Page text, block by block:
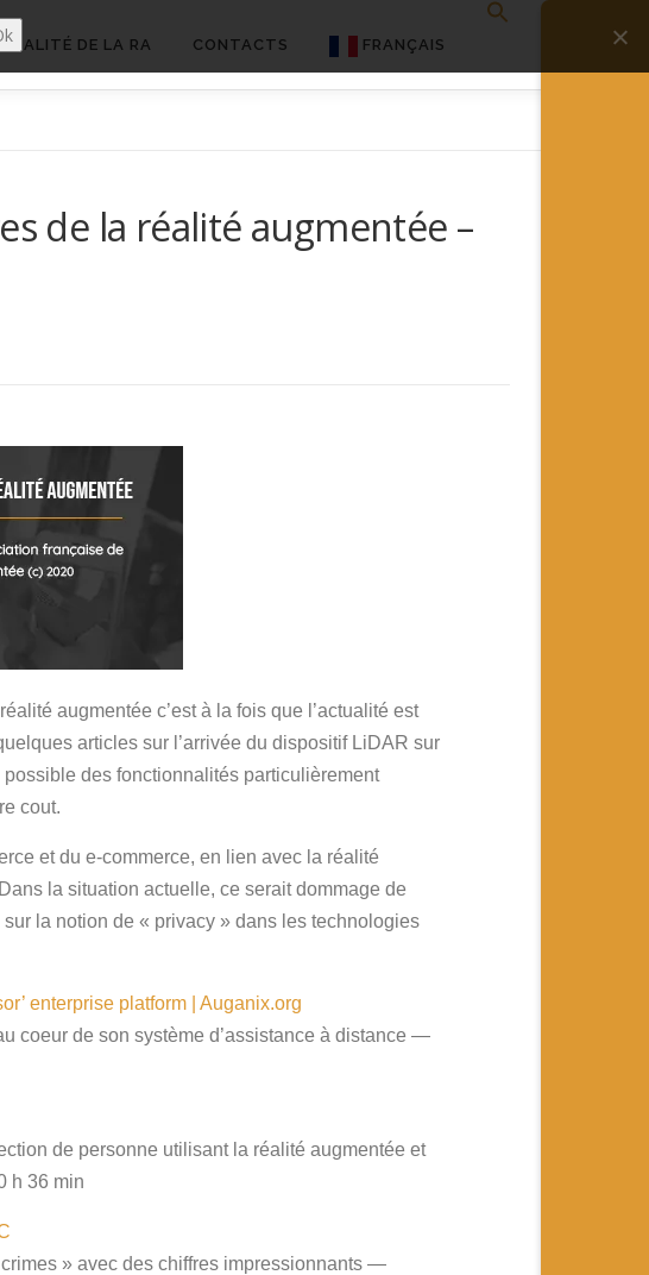
DE LA RA CONTACTS FRANÇAIS
Deutsch
de la réalité augmentée –
augmentée c’est à la fois que l’actualité est
articles sur l’arrivée du dispositif LiDAR sur
des fonctionnalités particulièrement
cout.
et du e-commerce, en lien avec la réalité
la situation actuelle, ce serait dommage de
sur la notion de « privacy » dans les technologies
enterprise platform | Auganix.org
coeur de son système d’assistance à distance —
de personne utilisant la réalité augmentée et
h 36 min
» avec des chiffres impressionnants —